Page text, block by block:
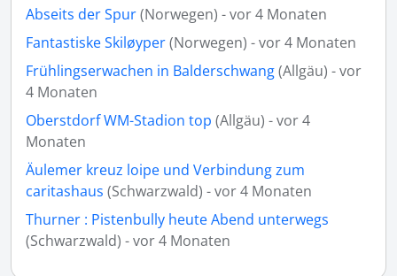
Abseits der Spur(Norwegen) - vor 4 Monaten
Fantastiske Skiløyper(Norwegen) - vor 4 Monaten
Frühlingserwachen in Balderschwang(Allgäu) - vor
4 Monaten
Oberstdorf WM-Stadion top (Allgäu) - vor 4
Monaten
Äulemer kreuz loipe und Verbindung zum
caritashaus (Schwarzwald) - vor 4 Monaten
Thurner : Pistenbully heute Abend unterwegs
(Schwarzwald) - vor 4 Monaten